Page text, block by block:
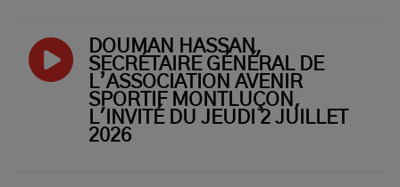
DOUMAN HASSAN,
SECRÉTAIRE GÉNÉRAL DE
L’ASSOCIATION AVENIR
SPORTIF MONTLUÇON,
L'INVITÉ DU JEUDI 2 JUILLET
2026